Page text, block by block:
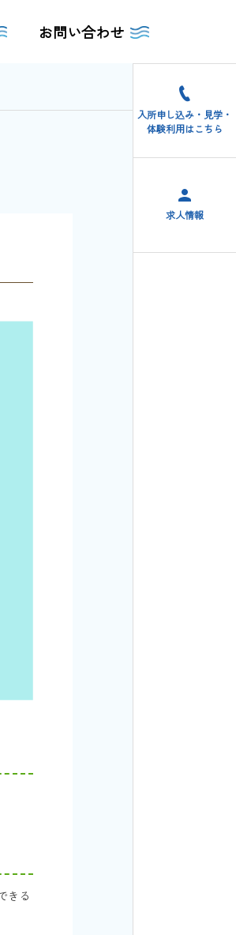
お問い合わせ
入所申し込み・見学・
体験利用はこちら
求人情報
きる